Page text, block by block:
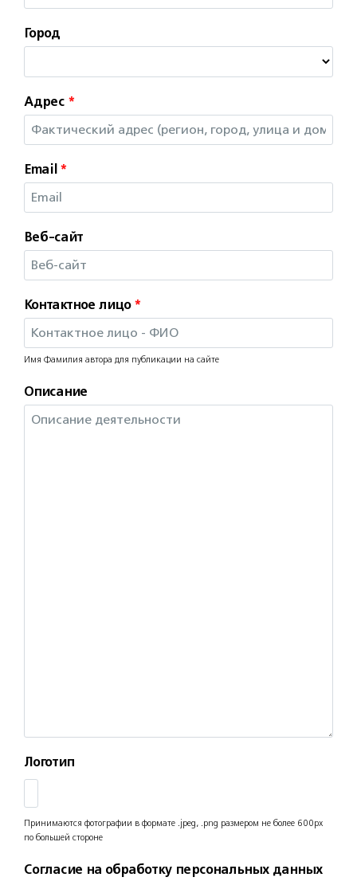
Город
Адрес *
Email *
Веб-сайт
Контактное лицо *
Имя Фамилия автора для публикации на сайте
Описание
Логотип
Принимаются фотографии в формате .jpeg, .png размером не более 600рх
по большей стороне
Согласие на обработку персональных данных